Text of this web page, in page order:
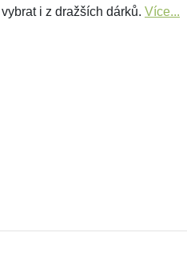
i z dražších dárků. Více...